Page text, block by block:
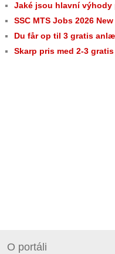
Jaké jsou hlavní výhody
SSC MTS Jobs 2026
Du får op til 3 gratis
Skarp pris med 2-3
O portáli